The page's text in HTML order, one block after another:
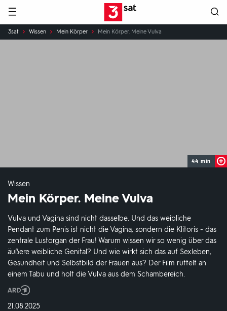
Hauptnavigation 3SAT
Sie
sind
3sat Wissen Mein Körper Mein Körper. Meine Vulva
44 min
Wissen
Mein Körper. Meine Vulva
Vulva und Vagina sind nicht dasselbe. Und das weibliche
Pendant zum Penis ist nicht die Vagina, sondern die Klitoris - das
zentrale Lustorgan der Frau! Warum wissen wir so wenig über das
äußere weibliche Genital? Und wie wirkt sich das auf Sexleben,
Gesundheit und Selbstbild der Frauen aus? Der Film rüttelt an
einem Tabu und holt die Vulva aus dem Schambereich.
Produktionsland
und
DATUM:
21.08.2025